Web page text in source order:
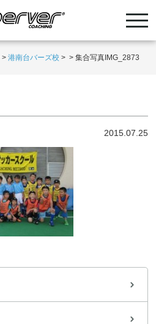
>港南台バーズ校 > >集合写真IMG_2873
2015.07.25